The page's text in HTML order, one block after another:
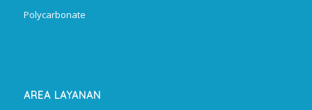
Polycarbonate
AREA LAYANAN